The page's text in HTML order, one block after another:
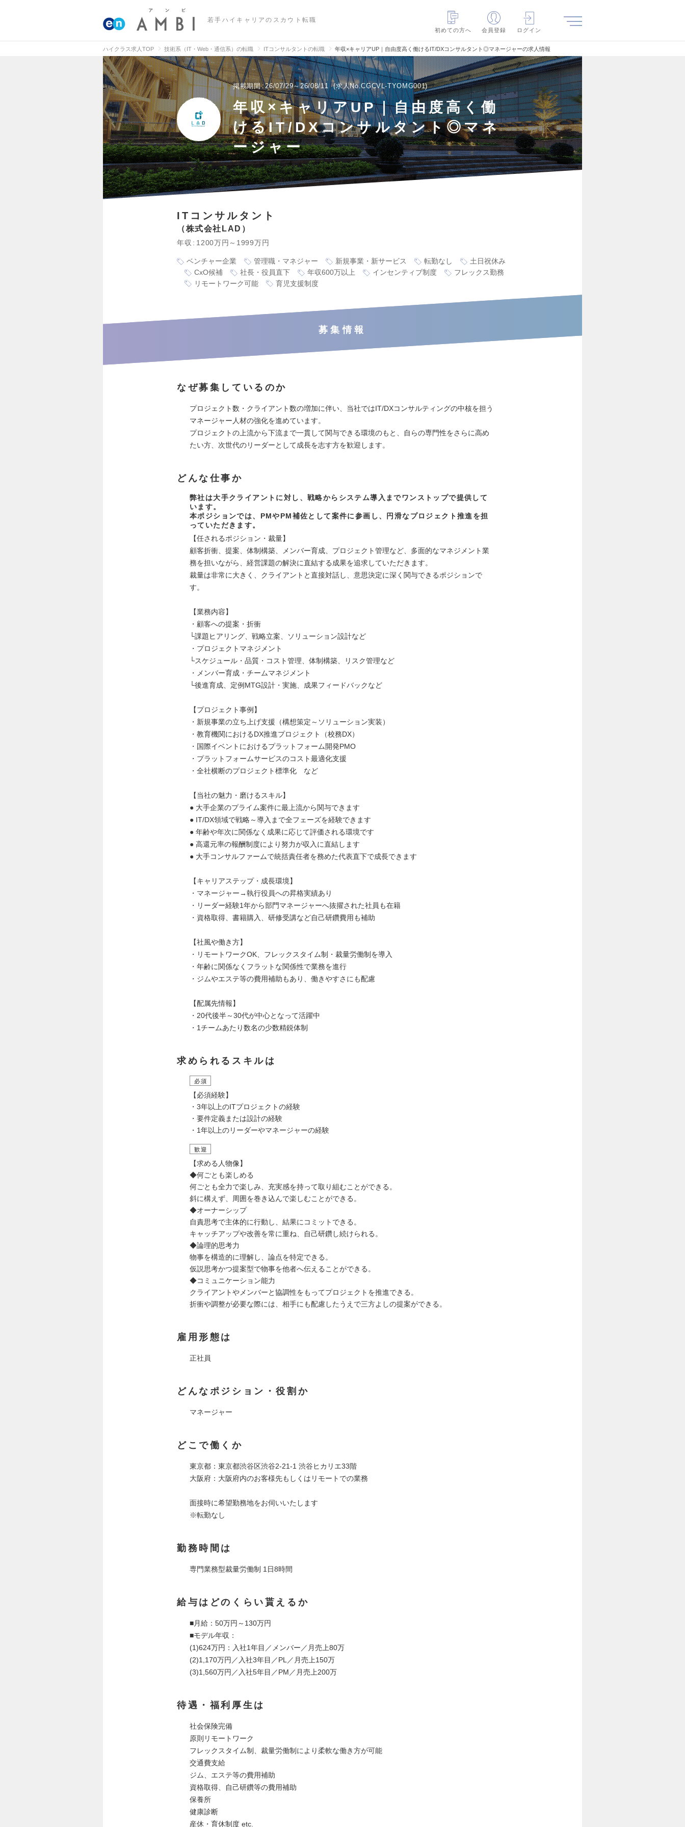
若手ハイキャリアのスカウト転職
初めての方へ
会員登録 ログイン
ハイクラス求人TOP 技術系（IT・Web・通信系）の転職 ITコンサルタントの転職 年収×キャリアUP｜自由度高く働けるIT/DXコンサルタント◎マネージャーの求人情報
掲載期間 26/07/29～26/08/11 求人No.CGCVL-TYOMG001
年収×キャリアUP｜自由度高く働
けるIT/DXコンサルタント◎マネ
ージャー
ITコンサルタント
株式会社LAD
年収 1200万円～1999万円
ベンチャー企業 管理職・マネジャー 新規事業・新サービス 転勤なし
土日祝休み
CxO候補
社長・役員直下 年収600万以上 インセンティブ制度
フレックス勤務
リモートワーク可能
育児支援制度
募集情報
なぜ募集しているのか
プロジェクト数・クライアント数の増加に伴い、当社ではIT/DXコンサルティングの中核を担う
マネージャー人材の強化を進めています。
プロジェクトの上流から下流まで一貫して関与できる環境のもと、自らの専門性をさらに高め
たい方、次世代のリーダーとして成長を志す方を歓迎します。
どんな仕事か
弊社は大手クライアントに対し、戦略からシステム導入までワンストップで提供して
います。
本ポジションでは、PMやPM補佐として案件に参画し、円滑なプロジェクト推進を担
っていただきます。
【任されるポジション・裁量】
顧客折衝、提案、体制構築、メンバー育成、プロジェクト管理など、多面的なマネジメント業
務を担いながら、経営課題の解決に直結する成果を追求していただきます。
裁量は非常に大きく、クライアントと直接対話し、意思決定に深く関与できるポジションで
す。
【業務内容】
・顧客への提案・折衝
└課題ヒアリング、戦略立案、ソリューション設計など
・プロジェクトマネジメント
└スケジュール・品質・コスト管理、体制構築、リスク管理など
・メンバー育成・チームマネジメント
└後進育成、定例MTG設計・実施、成果フィードバックなど
【プロジェクト事例】
・新規事業の立ち上げ支援（構想策定～ソリューション実装）
・教育機関におけるDX推進プロジェクト（校務DX）
・国際イベントにおけるプラットフォーム開発PMO
・プラットフォームサービスのコスト最適化支援
・全社横断のプロジェクト標準化 など
【当社の魅力・磨けるスキル】
● 大手企業のプライム案件に最上流から関与できます
● IT/DX領域で戦略～導入まで全フェーズを経験できます
● 年齢や年次に関係なく成果に応じて評価される環境です
● 高還元率の報酬制度により努力が収入に直結します
● 大手コンサルファームで統括責任者を務めた代表直下で成長できます
【キャリアステップ・成長環境】
・マネージャー→執行役員への昇格実績あり
・リーダー経験1年から部門マネージャーへ抜擢された社員も在籍
・資格取得、書籍購入、研修受講など自己研鑽費用も補助
【社風や働き方】
・リモートワークOK、フレックスタイム制・裁量労働制を導入
・年齢に関係なくフラットな関係性で業務を進行
・ジムやエステ等の費用補助もあり、働きやすさにも配慮
【配属先情報】
・20代後半～30代が中心となって活躍中
・1チームあたり数名の少数精鋭体制
求められるスキルは
必須
【必須経験】
・3年以上のITプロジェクトの経験
・要件定義または設計の経験
・1年以上のリーダーやマネージャーの経験
歓迎
【求める人物像】
◆何ごとも楽しめる
何ごとも全力で楽しみ、充実感を持って取り組むことができる。
斜に構えず、周囲を巻き込んで楽しむことができる。
◆オーナーシップ
自責思考で主体的に行動し、結果にコミットできる。
キャッチアップや改善を常に重ね、自己研鑽し続けられる。
◆論理的思考力
物事を構造的に理解し、論点を特定できる。
仮説思考かつ提案型で物事を他者へ伝えることができる。
◆コミュニケーション能力
クライアントやメンバーと協調性をもってプロジェクトを推進できる。
折衝や調整が必要な際には、相手にも配慮したうえで三方よしの提案ができる。
雇用形態は
正社員
どんなポジション・役割か
マネージャー
どこで働くか
東京都：東京都渋谷区渋谷2-21-1 渋谷ヒカリエ33階
大阪府：大阪府内のお客様先もしくはリモートでの業務
面接時に希望勤務地をお伺いいたします
※転勤なし
勤務時間は
専門業務型裁量労働制 1日8時間
給与はどのくらい貰えるか
■月給：50万円～130万円
■モデル年収：
(1)624万円：入社1年目／メンバー／月売上80万
(2)1,170万円／入社3年目／PL／月売上150万
(3)1,560万円／入社5年目／PM／月売上200万
待遇・福利厚生は
社会保険完備
原則リモートワーク
フレックスタイム制、裁量労働制により柔軟な働き方が可能
交通費支給
ジム、エステ等の費用補助
資格取得、自己研鑽等の費用補助
保養所
健康診断
産休・育休制度 etc.